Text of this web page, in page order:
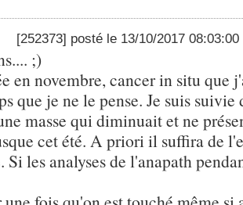
[252373] posté le 13/10/2017 08:03:00
;)
en novembre, cancer in situ que
que je ne le pense. Je suis suivie
masse qui diminuait et ne
cet été. A priori il suffira de
Si les analyses de l'anapath